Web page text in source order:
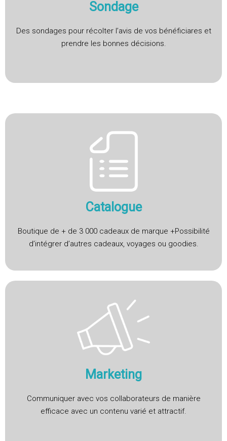
Sondage
Des sondages pour récolter l’avis de vos bénéficiares et
prendre les bonnes décisions.
Catalogue
Boutique de + de 3 000 cadeaux de marque +Possibilité
d’intégrer d’autres cadeaux, voyages ou goodies.
Marketing
Communiquer avec vos collaborateurs de manière
efficace avec un contenu varié et attractif.